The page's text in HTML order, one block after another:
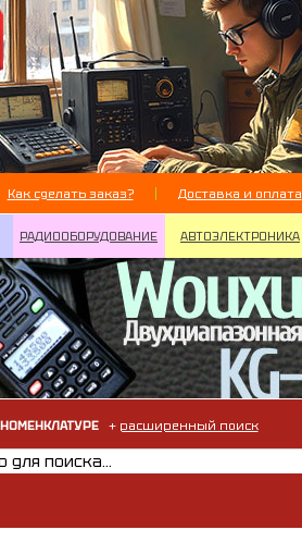
Как сделать заказ? Доставка и оплата
РАДИООБОРУДОВАНИЕ АВТОЭЛЕКТРОНИКА
+ расширенный поиск